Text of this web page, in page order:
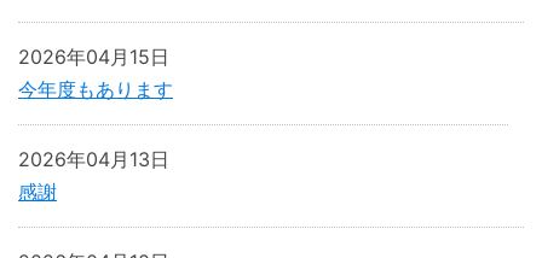
今年度もあります
2026年04月15日
感謝
2026年04月13日